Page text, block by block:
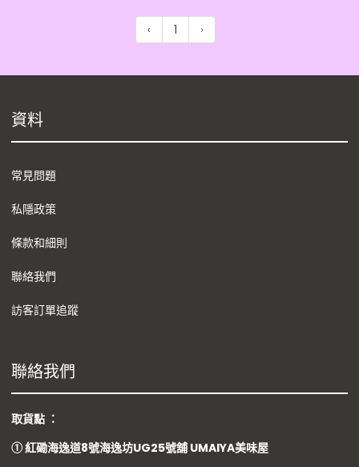
‹ 1 ›
資料
常見問題
私隱政策
條款和細則
聯絡我們
訪客訂單追蹤
聯絡我們
取貨點 ：
①紅磡海逸道8號海逸坊UG25號舖 UMAIYA美味屋